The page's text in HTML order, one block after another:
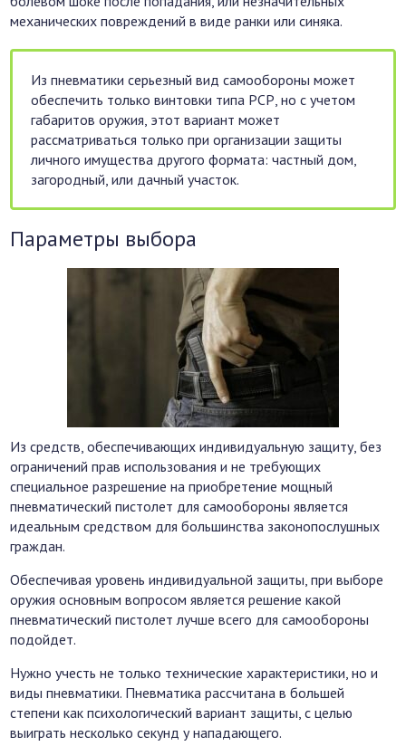
механических повреждений в виде ранки или синяка.
Из пневматики серьезный вид самообороны может
обеспечить только винтовки типа РСР, но с учетом
габаритов оружия, этот вариант может
рассматриваться только при организации защиты
личного имущества другого формата: частный дом,
загородный, или дачный участок.
Параметры выбора
Из средств, обеспечивающих индивидуальную защиту, без
ограничений прав использования и не требующих
специальное разрешение на приобретение мощный
пневматический пистолет для самообороны является
идеальным средством для большинства законопослушных
граждан.
Обеспечивая уровень индивидуальной защиты, при выборе
оружия основным вопросом является решение какой
пневматический пистолет лучше всего для самообороны
подойдет.
Нужно учесть не только технические характеристики, но и
виды пневматики. Пневматика рассчитана в большей
степени как психологический вариант защиты, с целью
выиграть несколько секунд у нападающего.